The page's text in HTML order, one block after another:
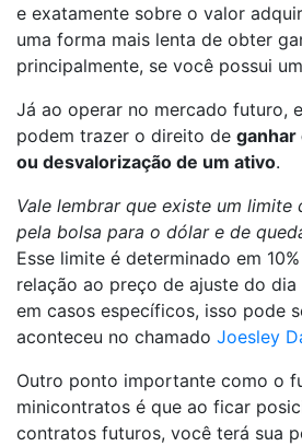
e exatamente sobre o valor
uma forma mais lenta de obter
principalmente, se você possui
Já ao operar no mercado futuro,
podem trazer o direito de ganhar
ou desvalorização de um ativo.
Vale lembrar que existe um limite
pela bolsa para o dólar e de
Esse limite é determinado em
relação ao preço de ajuste do
em casos específicos, isso pode
aconteceu no chamado Joesley
Outro ponto importante como o
minicontratos é que ao ficar
contratos futuros, você terá sua